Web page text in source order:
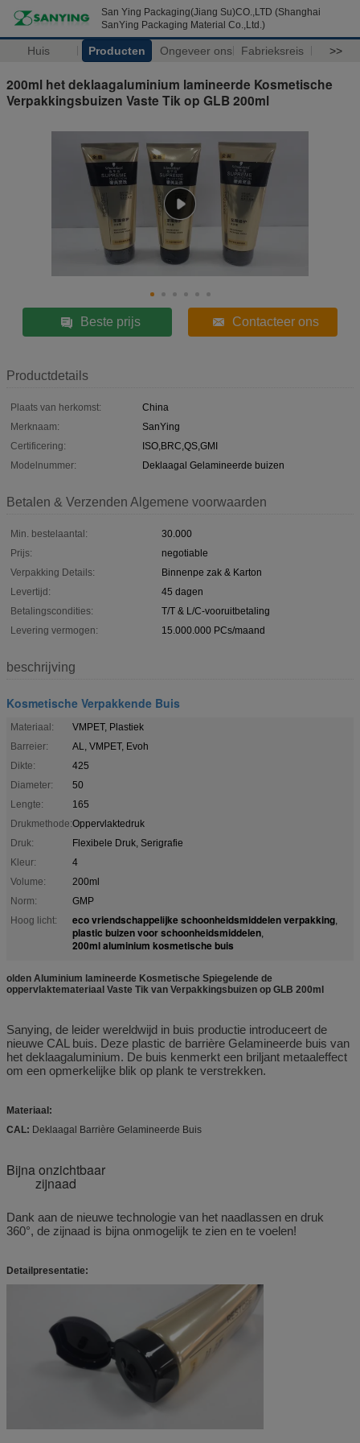
San Ying Packaging(Jiang Su)CO.,LTD (Shanghai
SanYing Packaging Material Co.,Ltd.)
Huis Producten Ongeveer ons Fabrieksreis >>
200ml het deklaagaluminium lamineerde Kosmetische
Verpakkingsbuizen Vaste Tik op GLB 200ml
Beste prijs Contacteer ons
Productdetails
Plaats van herkomst:
China
Merknaam:
SanYing
Certificering:
ISO,BRC,QS,GMI
Modelnummer:
Deklaagal Gelamineerde buizen
Betalen & Verzenden Algemene voorwaarden
Min. bestelaantal:
30.000
Prijs:
negotiable
Verpakking Details:
Binnenpe zak & Karton
Levertijd:
45 dagen
Betalingscondities:
T/T & L/C-vooruitbetaling
Levering vermogen:
15.000.000 PCs/maand
beschrijving
Kosmetische Verpakkende Buis
Materiaal:
VMPET, Plastiek
Barreier:
AL, VMPET, Evoh
Dikte:
425
Diameter:
50
Lengte:
165
Drukmethode:Oppervlaktedruk
Druk:
Flexibele Druk, Serigrafie
Kleur:
4
Volume:
200ml
Norm:
GMP
Hoog licht:
eco vriendschappelijke schoonheidsmiddelen verpakking,
plastic buizen voor schoonheidsmiddelen,
200ml aluminium kosmetische buis
olden Aluminium lamineerde Kosmetische Spiegelende de
oppervlaktemateriaal Vaste Tik van Verpakkingsbuizen op GLB 200ml
Sanying, de leider wereldwijd in buis productie introduceert de
nieuwe CAL buis. Deze plastic de barrière Gelamineerde buis van
het deklaagaluminium. De buis kenmerkt een briljant metaaleffect
om een opmerkelijke blik op plank te verstrekken.
Materiaal:
CAL: Deklaagal Barrière Gelamineerde Buis
Bijna onzichtbaar
zijnaad
Dank aan de nieuwe technologie van het naadlassen en druk
360°, de zijnaad is bijna onmogelijk te zien en te voelen!
Detailpresentatie: